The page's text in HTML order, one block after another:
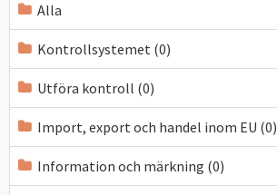
Alla
Kontrollsystemet (0)
Utföra kontroll (0)
Import, export och handel inom EU (0)
Information och märkning (0)